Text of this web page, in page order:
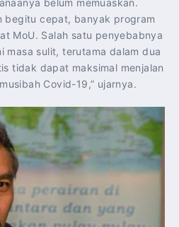
belum memuaskan.
begitu cepat, banyak program
MoU. Salah satu penyebabnya
masa sulit, terutama dalam dua
tidak dapat maksimal menjalan
Covid-19,” ujarnya.